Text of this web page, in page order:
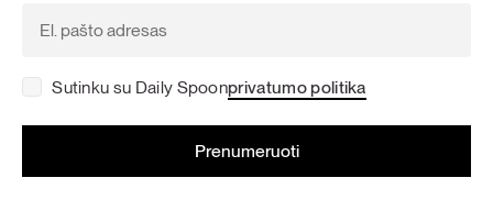
Sutinku su Daily Spoonprivatumo politika